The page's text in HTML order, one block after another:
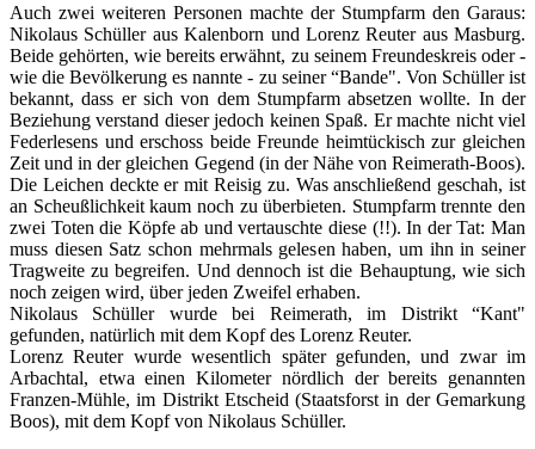
Auch zwei weiteren Personen machte der Stumpfarm den Garaus:
Nikolaus Schüller aus Kalenborn und Lorenz Reuter aus Masburg.
Beide gehörten, wie bereits erwähnt, zu seinem Freundeskreis oder -
wie die Bevölkerung es nannte - zu seiner “Bande". Von Schüller ist
bekannt, dass er sich von dem Stumpfarm absetzen wollte. In der
Beziehung verstand dieser jedoch keinen Spaß. Er machte nicht viel
Federlesens und erschoss beide Freunde heimtückisch zur gleichen
Zeit und in der gleichen Gegend (in der Nähe von Reimerath-Boos).
Die Leichen deckte er mit Reisig zu. Was anschließend geschah, ist
an Scheußlichkeit kaum noch zu überbieten. Stumpfarm trennte den
zwei Toten die Köpfe ab und vertauschte diese (!!). In der Tat: Man
muss diesen Satz schon mehrmals gelesen haben, um ihn in seiner
Tragweite zu begreifen. Und dennoch ist die Behauptung, wie sich
noch zeigen wird, über jeden Zweifel erhaben.
Nikolaus Schüller wurde bei Reimerath, im Distrikt “Kant"
gefunden, natürlich mit dem Kopf des Lorenz Reuter.
Lorenz Reuter wurde wesentlich später gefunden, und zwar im
Arbachtal, etwa einen Kilometer nördlich der bereits genannten
Franzen-Mühle, im Distrikt Etscheid (Staatsforst in der Gemarkung
Boos), mit dem Kopf von Nikolaus Schüller.